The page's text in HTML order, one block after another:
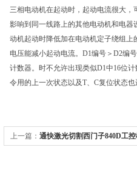
三相电动机在起动时，起动电流很大
影响到同一线路上的其他电动机和电
动机起动时降低加在电动机定子绕组
电压能减小起动电流。D1编号＞D2编
计数器。时不允许出现类似D1中16位
令用的上一次状态以及T、C复位状态
上一篇： 通快激光切割西门子840D工